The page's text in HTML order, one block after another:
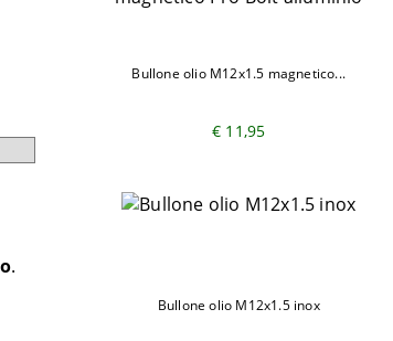
Bullone olio M12x1.5 magnetico...
€ 11,95
Bullone olio M12x1.5 inox